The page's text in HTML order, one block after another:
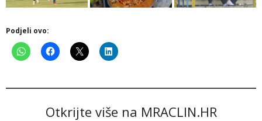
Podjeli ovo:
Otkrijte više na MRACLIN.HR